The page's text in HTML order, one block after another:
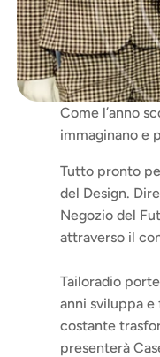
Come l’anno
immaginano e
Tutto pronto
del Design.
Negozio del
attraverso il
Tailoradio
anni sviluppa
costante
presenterà